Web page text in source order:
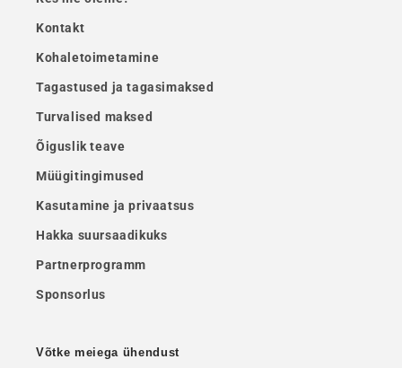
Kontakt
Kohaletoimetamine
Tagastused ja tagasimaksed
Turvalised maksed
Õiguslik teave
Müügitingimused
Kasutamine ja privaatsus
Hakka suursaadikuks
Partnerprogramm
Sponsorlus
Võtke meiega ühendust